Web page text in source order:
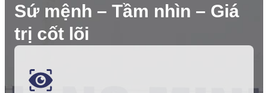
Sứ mệnh – Tầm nhìn – Giá
trị cốt lõi